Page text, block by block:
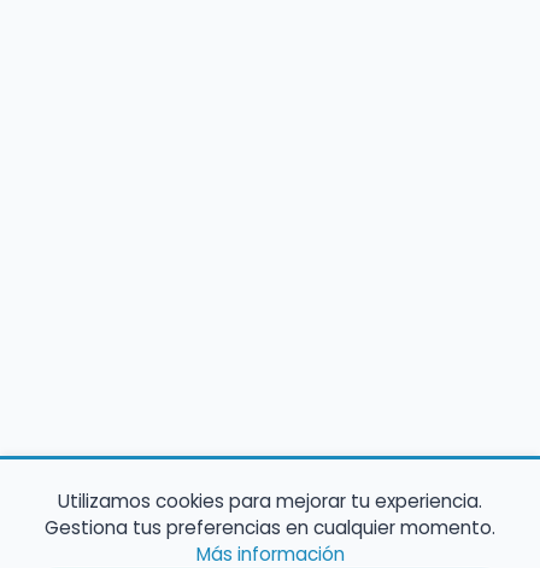
Utilizamos cookies para mejorar tu experiencia.
Gestiona tus preferencias en cualquier momento.
Más información